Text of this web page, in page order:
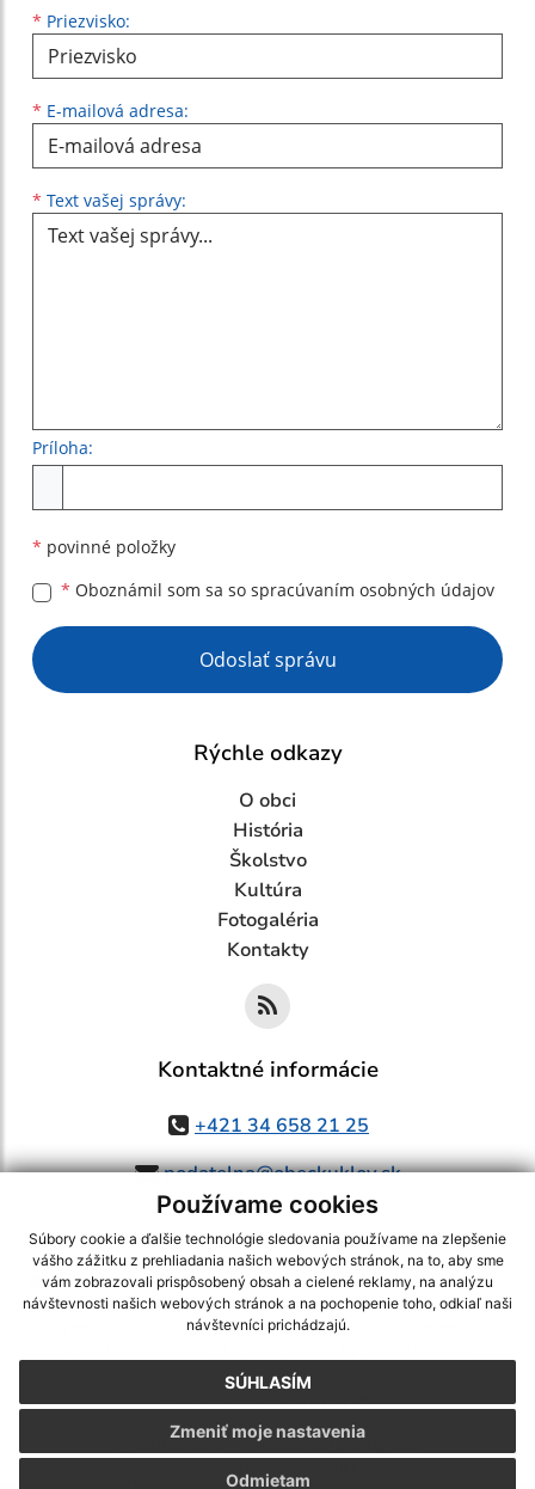
Používame cookies
Súbory cookie a ďalšie technológie sledovania používame na zlepšenie
vášho zážitku z prehliadania našich webových stránok, na to, aby sme
vám zobrazovali prispôsobený obsah a cielené reklamy, na analýzu
návštevnosti našich webových stránok a na pochopenie toho, odkiaľ naši
návštevníci prichádzajú.
SÚHLASÍM
Odmietam
Zmeniť moje nastavenia
* Priezvisko:
* E-mailová adresa:
* Text vašej správy:
Príloha:
* povinné položky
* Oboznámil som sa so spracúvaním osobných údajov
Google reCaptcha Response
Odoslať správu
Rýchle odkazy
O obci
História
Školstvo
Kultúra
Fotogaléria
Kontakty
Kontaktné informácie
+421 34 658 21 25
podatelna@obeckuklov.sk
využite možnosť získavania aktuálnych informácií s využitím RSS
CMS systém (redakčný) systém ECHELON 2,Mapa stránok,web portál
webex.digital, s.r.o.,domény,registrácia domény
Posledná aktualizácia:04.08.2026
Vytlačiť stránku|Vyhlásenie o prístupnosti